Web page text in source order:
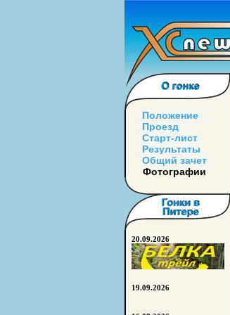
Положение
Проезд
Старт-лист
Результаты
Общий зачет
Фотографии
20.09.2026
19.09.2026